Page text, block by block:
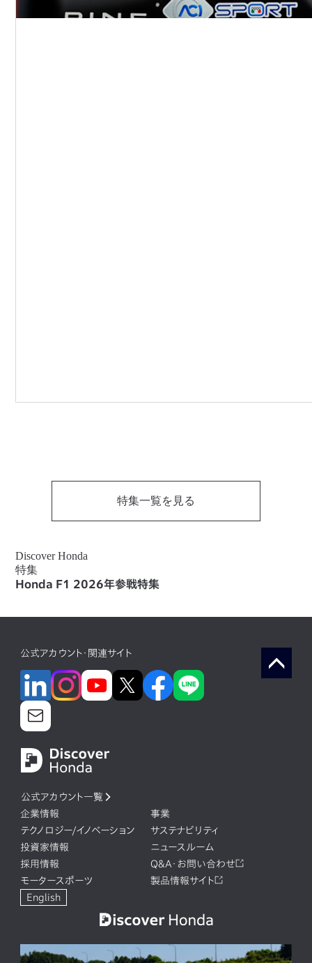
特集一覧を見る
Discover Honda
特集
Honda F1 2026年参戦特集
公式アカウント・関連サイト
公式アカウント一覧
企業情報
事業
テクノロジー/イノベーション
サステナビリティ
投資家情報
ニュースルーム
採用情報
Q&A・お問い合わせ
モータースポーツ
製品情報サイト
English